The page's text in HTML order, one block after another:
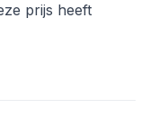
prijs heeft